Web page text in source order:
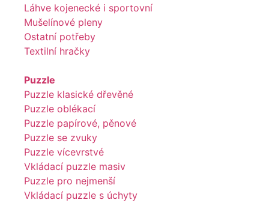
Láhve kojenecké i sportovní
Mušelínové pleny
Ostatní potřeby
Textilní hračky
Puzzle
Puzzle klasické dřevěné
Puzzle oblékací
Puzzle papírové, pěnové
Puzzle se zvuky
Puzzle vícevrstvé
Vkládací puzzle masiv
Puzzle pro nejmenší
Vkládací puzzle s úchyty